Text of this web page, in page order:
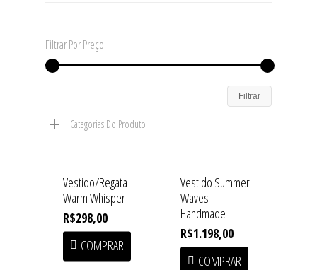
Filtrar Por Preço
Filtrar
Categorias Do Produto
Vestido/Regata
Warm Whisper
R$298,00
COMPRAR
Vestido Summer
Waves
Handmade
R$1.198,00
COMPRAR